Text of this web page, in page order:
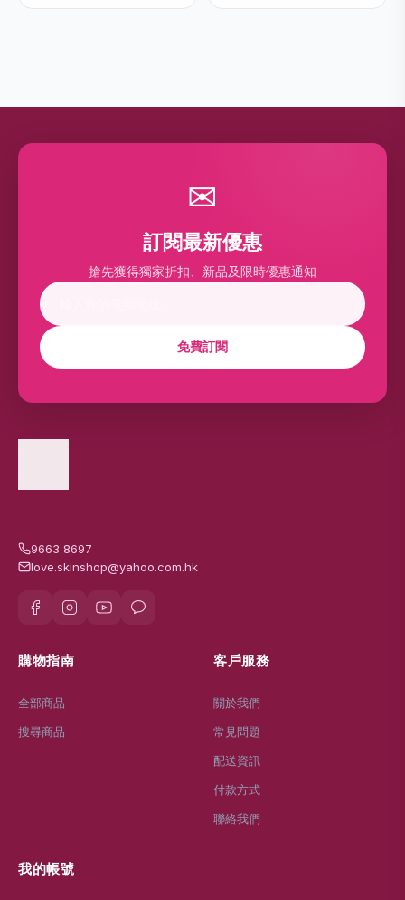
✉
訂閱最新優惠
搶先獲得獨家折扣、新品及限時優惠通知
免費訂閱
9663 8697
love.skinshop@yahoo.com.hk
購物指南
全部商品
搜尋商品
客戶服務
關於我們
常見問題
配送資訊
付款方式
聯絡我們
我的帳號